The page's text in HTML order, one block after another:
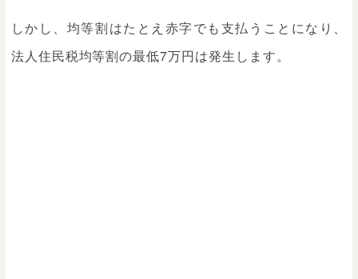
しかし、均等割はたとえ赤字でも支払うことになり、
法人住民税均等割の最低7万円は発生します。